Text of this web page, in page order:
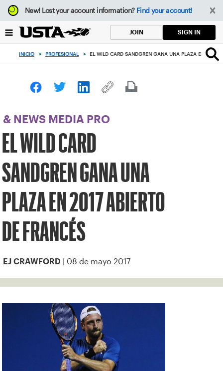
Enfoque
desde
botón
volver
principio
New!Lost your account information? Find your account!
JOIN SIGN IN
INICIO > PROFESIONAL > EL WILD CARD SANDGREN GANA UNA PLAZA EN 2017
& NEWS MEDIA PRO
EL WILD CARD
SANDGREN GANA UNA
PLAZA EN 2017 ABIERTO
DE FRANCÉS
EJ CRAWFORD | 08 de mayo 2017